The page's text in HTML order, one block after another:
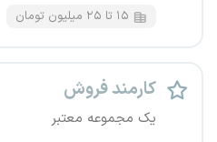
۱۵ تا ۲۵ میلیون تومان
کارمند فروش
یک مجموعه معتبر